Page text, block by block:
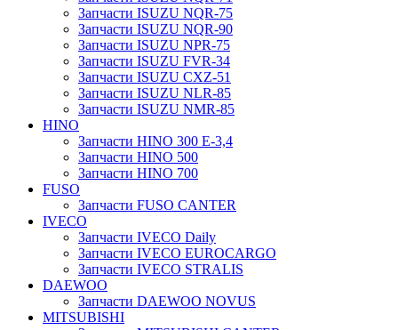
Запчасти ISUZU NQR-75
Запчасти ISUZU NQR-90
Запчасти ISUZU NPR-75
Запчасти ISUZU FVR-34
Запчасти ISUZU CXZ-51
Запчасти ISUZU NLR-85
Запчасти ISUZU NMR-85
HINO
Запчасти HINO 300 E-3,4
Запчасти HINO 500
Запчасти HINO 700
FUSO
Запчасти FUSO CANTER
IVECO
Запчасти IVECO Daily
Запчасти IVECO EUROCARGO
Запчасти IVECO STRALIS
DAEWOO
Запчасти DAEWOO NOVUS
MITSUBISHI